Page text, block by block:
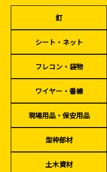
釘 ロープ・チェーン シ
フレコン・袋物
現場用品・保安
型枠部材 基礎用部材 土
シーリング剤・接着剤・
カタロ
家、マンションを
基礎工事・
コンクリート
（型枠工事）
イベント設置・
釘
シート・ネット
フレコン・袋物
ワイヤー・番線
現場用品・保安用品
型枠部材
土木資材